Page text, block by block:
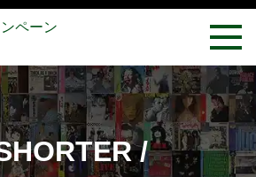
/